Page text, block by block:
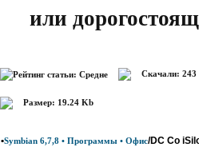
или
Скачали: 243
Размер: 19.24 Kb
•Symbian 6,7,8 • Программы • Офис/DC Co